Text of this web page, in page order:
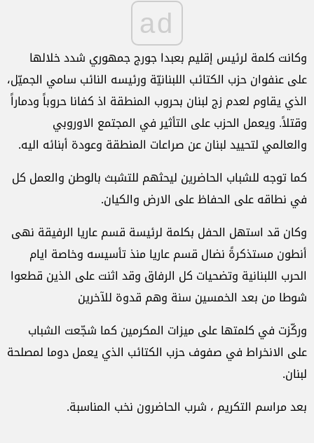
ad
وكانت كلمة لرئيس إقليم بعبدا جورج جمهوري شدد خلالها
على عنفوان حزب الكتائب اللبنانيّة ورئيسه النائب سامي الجميّل،
الذي يقاوم لعدم زج لبنان بحروب المنطقة اذ كفانا حروباً ودماراً
وقتلاً. ويعمل الحزب على التأثير في المجتمع الاوروبي
والعالمي لتحييد لبنان عن صراعات المنطقة وعودة أبنائه اليه.
كما توجه للشباب الحاضرين ليحثهم للتشبث بالوطن والعمل كل
في نطاقه على الحفاظ على الارض والكيان.
وكان قد استهل الحفل بكلمة لرئيسة قسم عاريا الرفيقة نهى
أنطون مستذكرةً نضال قسم عاريا منذ تأسيسه وخاصة ايام
الحرب اللبنانية وتضحيات كل الرفاق وقد اثنت على الذين قطعوا
شوطا من بعد الخمسين سنة وهم قدوة للآخرين
وركّزت في كلمتها على ميزات المكرمين كما شجّعت الشباب
على الانخراط في صفوف حزب الكتائب الذي يعمل دوما لمصلحة
لبنان.
بعد مراسم التكريم ، شرب الحاضرون نخب المناسبة.